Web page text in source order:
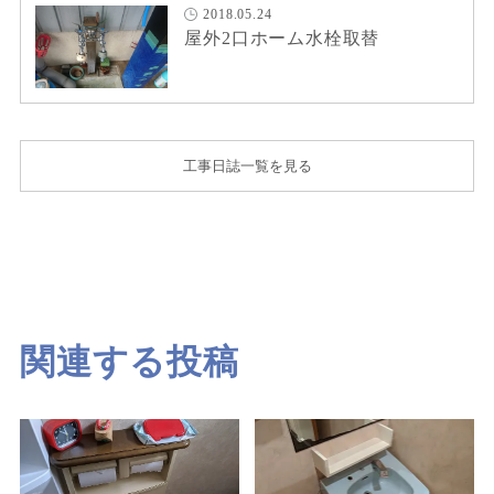
2018.05.24
屋外2口ホーム水栓取替
工事日誌一覧を見る
関連する投稿